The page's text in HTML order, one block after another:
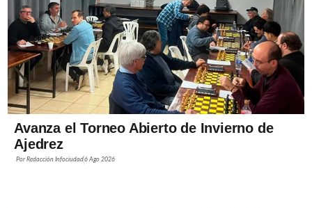
Avanza el Torneo Abierto de Invierno de
Ajedrez
PorRedacción Infociudad6 Ago 2026